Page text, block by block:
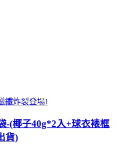
鐵炸裂登場!
-(椰子40g*2入+球衣裱框
貨)